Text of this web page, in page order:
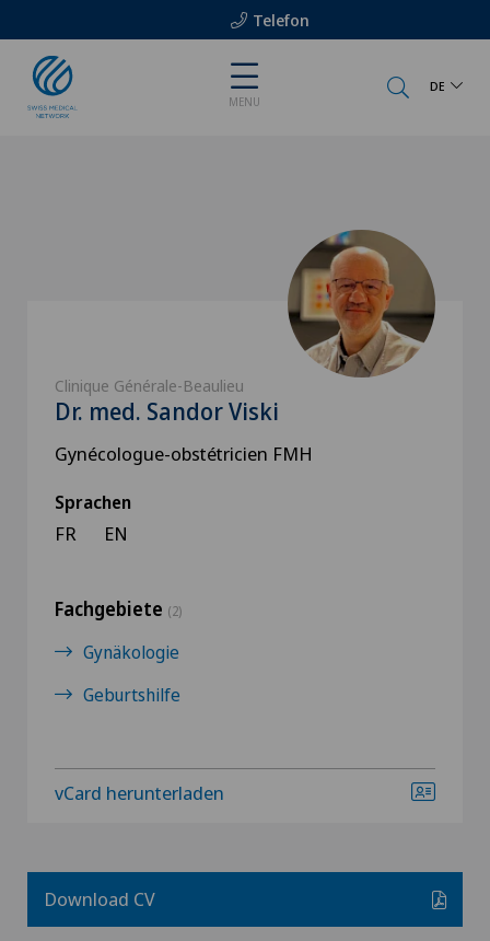
Telefon
MENU
DE
Clinique Générale-Beaulieu
Dr. med. Sandor Viski
Gynécologue-obstétricien FMH
Sprachen
FR EN
Fachgebiete (2)
Gynäkologie
Geburtshilfe
vCard herunterladen
Download CV